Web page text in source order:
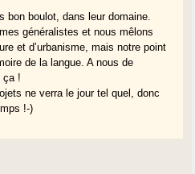
bon boulot, dans leur domaine.
généralistes et nous mêlons
et d’urbanisme, mais notre point
de la langue. A nous de
ça !
ne verra le jour tel quel, donc
!-)